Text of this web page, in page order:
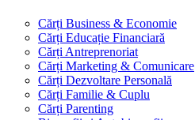
Cărți Business & Economie
Cărți Educație Financiară
Cărți Antreprenoriat
Cărți Marketing & Comunicare
Cărți Dezvoltare Personală
Cărți Familie & Cuplu
Cărți Parenting